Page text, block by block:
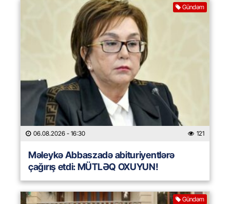
Gündəm
06.08.2026 - 16:30 121
Məleykə Abbaszadə abituriyentlərə
çağırış etdi: MÜTLƏQ OXUYUN!
Gündəm